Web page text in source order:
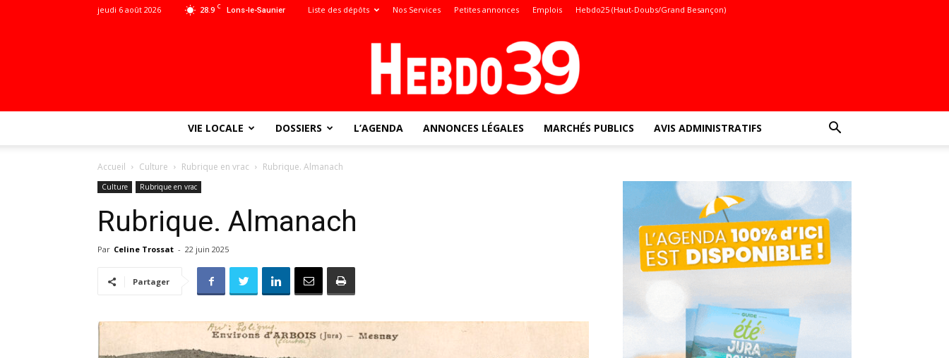
28.9 C Lons-le-Saunier
jeudi 6 août 2026 Liste des dépôts Nos Services Petites annonces Emplois Hebdo25 (Haut-Doubs/Grand Besançon)
VIE LOCALE DOSSIERS L’AGENDA ANNONCES LÉGALES MARCHÉS PUBLICS AVIS ADMINISTRATIFS
Accueil Culture Rubrique en vrac Rubrique. Almanach
Culture Rubrique en vrac
Rubrique. Almanach
Par Celine Trossat - 22 juin 2025
Partager